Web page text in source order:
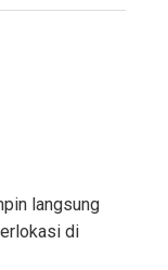
langsung
di